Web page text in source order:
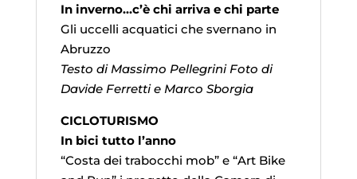
In inverno…c’è chi arriva e chi parte
Gli uccelli acquatici che svernano in
Abruzzo
Testo di Massimo Pellegrini Foto di
Davide Ferretti e Marco Sborgia
CICLOTURISMO
In bici tutto l’anno
“Costa dei trabocchi mob” e “Art Bike